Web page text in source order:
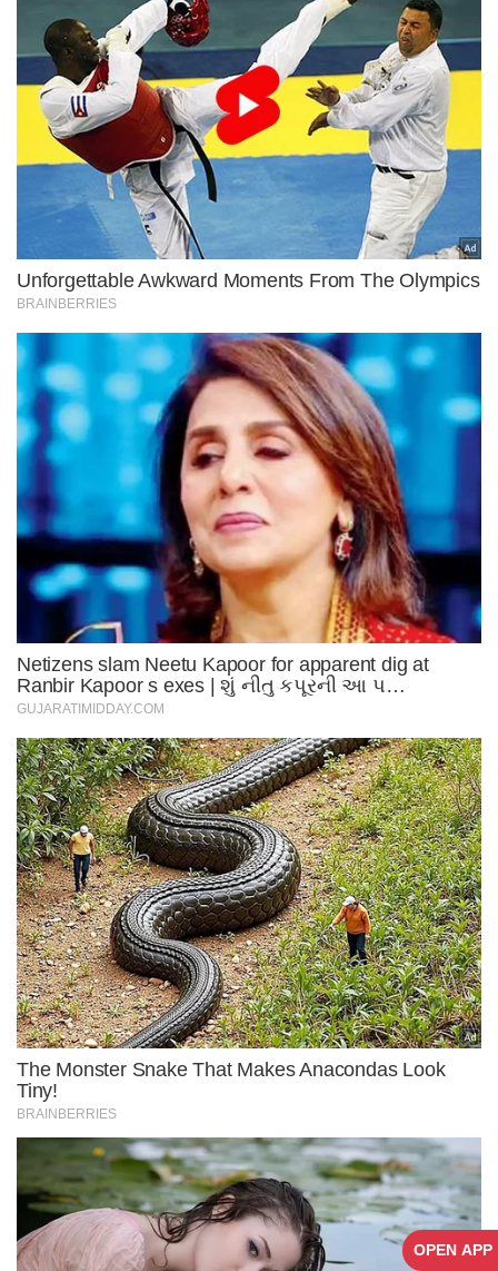
OPEN APP